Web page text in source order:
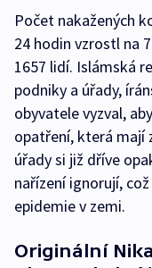
Počet nakažených
24 hodin vzrostl na
1657 lidí. Islámská
podniky a úřady,
obyvatele vyzval,
opatření, která mají
úřady si již dříve
nařízení ignorují,
epidemie v zemi.
Originální